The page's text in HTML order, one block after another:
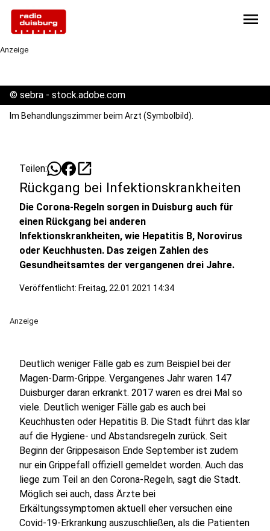
menu
Anzeige
© sebra - stock.adobe.com
Im Behandlungszimmer beim Arzt (Symbolbild).
Teilen: open_in_new
Rückgang bei Infektionskrankheiten
Die Corona-Regeln sorgen in Duisburg auch für
einen Rückgang bei anderen
Infektionskrankheiten, wie Hepatitis B, Norovirus
oder Keuchhusten. Das zeigen Zahlen des
Gesundheitsamtes der vergangenen drei Jahre.
Veröffentlicht: Freitag, 22.01.2021 14:34
Anzeige
Deutlich weniger Fälle gab es zum Beispiel bei der
Magen-Darm-Grippe. Vergangenes Jahr waren 147
Duisburger daran erkrankt. 2017 waren es drei Mal so
viele. Deutlich weniger Fälle gab es auch bei
Keuchhusten oder Hepatitis B. Die Stadt führt das klar
auf die Hygiene- und Abstandsregeln zurück. Seit
Beginn der Grippesaison Ende September ist zudem
nur ein Grippefall offiziell gemeldet worden. Auch das
liege zum Teil an den Corona-Regeln, sagt die Stadt.
Möglich sei auch, dass Ärzte bei
Erkältungssymptomen aktuell eher versuchen eine
Covid-19-Erkrankung auszuschließen, als die Patienten